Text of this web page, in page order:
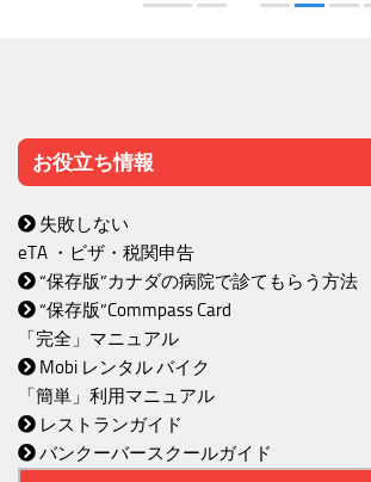
お役立ち情報
失敗しない
eTA ・ビザ・税関申告
“保存版”カナダの病院で診てもらう方法
“保存版”Commpass Card
「完全」マニュアル
Mobi レンタル バイク
「簡単」利用マニュアル
レストランガイド
バンクーバースクールガイド